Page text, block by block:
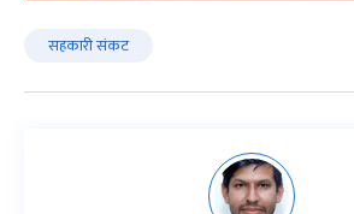
सहकारी संकट